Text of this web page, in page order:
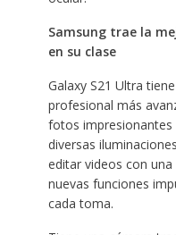
Samsung trae la
en su clase
Galaxy S21 Ultra
profesional más
fotos impresionantes
diversas
editar videos con
nuevas funciones
cada toma.